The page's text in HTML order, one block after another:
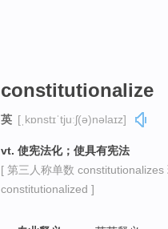
constitutionalize
英 [ˌkɒnstɪˈtjuːʃ(ə)nəlaɪz]
vt. 使宪法化；使具有宪法
[ 第三人称单数
constitutionalized ]